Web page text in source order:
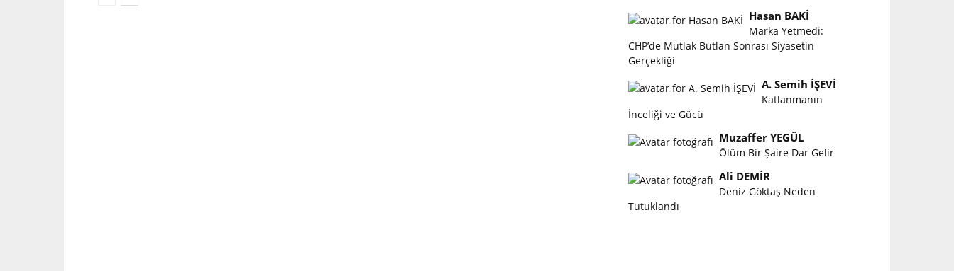
Hasan BAKİ
Marka Yetmedi:
CHP’de Mutlak Butlan Sonrası Siyasetin
Gerçekliği
A. Semih İŞEVİ
Katlanmanın
İnceliği ve Gücü
Muzaffer YEGÜL
Ölüm Bir Şaire Dar Gelir
Ali DEMİR
Deniz Göktaş Neden
Tutuklandı